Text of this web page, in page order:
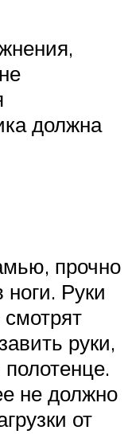
должна
прочно
Руки
смотрят
руки,
не должно
от